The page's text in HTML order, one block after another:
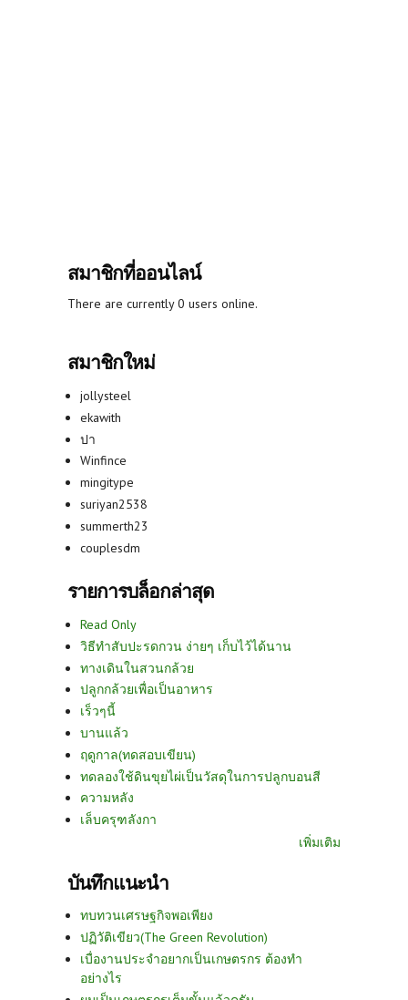
สมาชิกที่ออนไลน์
There are currently 0 users online.
สมาชิกใหม่
jollysteel
ekawith
ปา
Winfince
mingitype
suriyan2538
summerth23
couplesdm
รายการบล็อกล่าสุด
Read Only
วิธีทำสับปะรดกวน ง่ายๆ เก็บไว้ได้นาน
ทางเดินในสวนกล้วย
ปลูกกล้วยเพื่อเป็นอาหาร
เร็วๆนี้
บานแล้ว
ฤดูกาล(ทดสอบเขียน)
ทดลองใช้ดินขุยไผ่เป็นวัสดุในการปลูกบอนสี
ความหลัง
เล็บครุฑลังกา
เพิ่มเติม
บันทึกแนะนำ
ทบทวนเศรษฐกิจพอเพียง
ปฏิวัติเขียว(The Green Revolution)
เบื่องานประจำอยากเป็นเกษตรกร ต้องทำ
อย่างไร